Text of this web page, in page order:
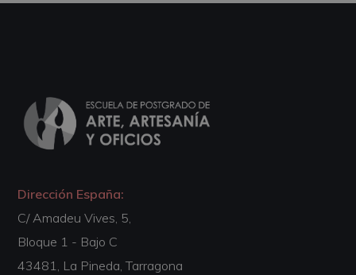
Dirección España:
C/ Amadeu Vives, 5,
Bloque 1 - Bajo C
43481, La Pineda, Tarragona